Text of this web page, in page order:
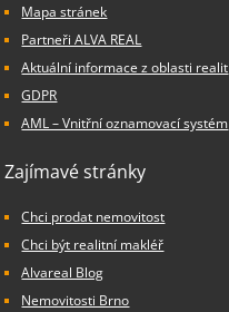
Mapa stránek
Partneři ALVA REAL
Aktuální informace z oblasti realit
GDPR
AML – Vnitřní oznamovací systém
Zajímavé stránky
Chci prodat nemovitost
Chci být realitní makléř
Alvareal Blog
Nemovitosti Brno